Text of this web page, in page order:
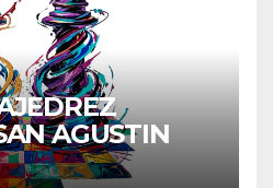
AGUSTIN